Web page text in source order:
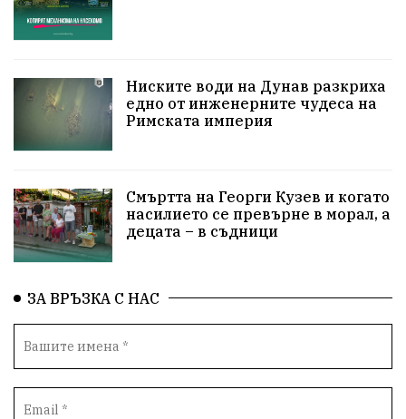
Технологии
ПравоваДържава Варна Родителство
Сигурност Разследване Великобритания
ОколнаСреда Надежда Еврофондове
СоциалнаПолитика Корупция
Космос ВоднаКриза Вода Мир
Безопастност Катастрофа демокрация
БъдещевБългария
Ниските води на Дунав разкриха
едно от инженерните чудеса на
Римската империя
Смъртта на Георги Кузев и когато
насилието се превърне в морал, а
децата – в съдници
ЗА ВРЪЗКА С НАС